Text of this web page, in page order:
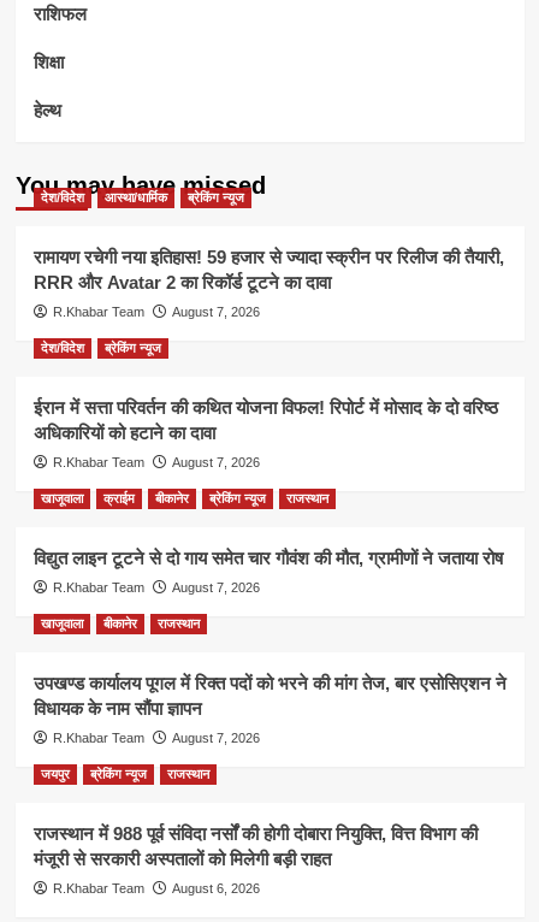
राशिफल
शिक्षा
हेल्थ
You may have missed
देश/विदेश आस्था/धार्मिक ब्रेकिंग न्यूज
रामायण रचेगी नया इतिहास! 59 हजार से ज्यादा स्क्रीन पर रिलीज की तैयारी,
RRR और Avatar 2 का रिकॉर्ड टूटने का दावा
R.Khabar Team August 7, 2026
देश/विदेश ब्रेकिंग न्यूज
ईरान में सत्ता परिवर्तन की कथित योजना विफल! रिपोर्ट में मोसाद के दो वरिष्ठ
अधिकारियों को हटाने का दावा
R.Khabar Team August 7, 2026
खाजूवाला क्राईम बीकानेर ब्रेकिंग न्यूज राजस्थान
विद्युत लाइन टूटने से दो गाय समेत चार गौवंश की मौत, ग्रामीणों ने जताया रोष
R.Khabar Team August 7, 2026
खाजूवाला बीकानेर राजस्थान
उपखण्ड कार्यालय पूगल में रिक्त पदों को भरने की मांग तेज, बार एसोसिएशन ने
विधायक के नाम सौंपा ज्ञापन
R.Khabar Team August 7, 2026
जयपुर ब्रेकिंग न्यूज राजस्थान
राजस्थान में 988 पूर्व संविदा नर्सों की होगी दोबारा नियुक्ति, वित्त विभाग की
मंजूरी से सरकारी अस्पतालों को मिलेगी बड़ी राहत
R.Khabar Team August 6, 2026